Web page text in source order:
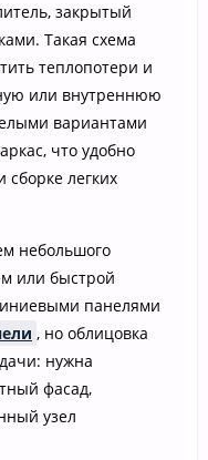
закрытый
Такая схема
теплопотери и
или внутреннюю
вариантами
что удобно
легких
небольшого
или быстрой
панелями
, но облицовка
нужна
фасад,
узел